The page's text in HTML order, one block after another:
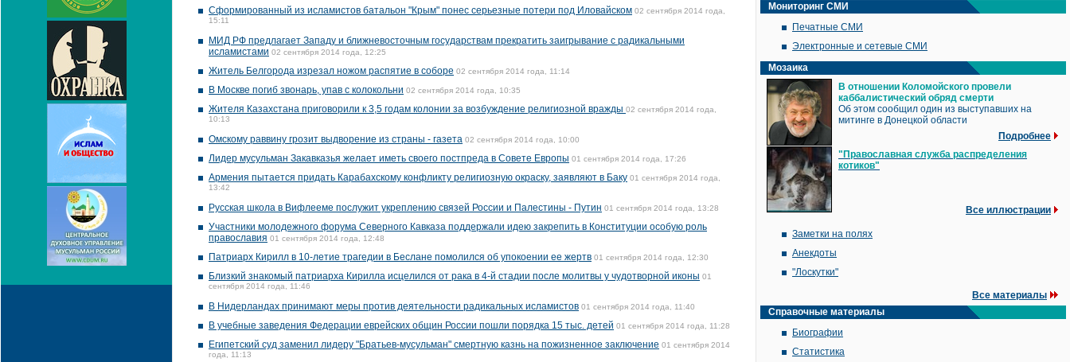
Сформированный из исламистов батальон "Крым" понес серьезные потери под Иловайском 02 сентября 2014 года,
15:11
МИД РФ предлагает Западу и ближневосточным государствам прекратить заигрывание с радикальными
исламистами 02 сентября 2014 года, 12:25
Житель Белгорода изрезал ножом распятие в соборе 02 сентября 2014 года, 11:14
В Москве погиб звонарь, упав с колокольни 02 сентября 2014 года, 10:35
Жителя Казахстана приговорили к 3,5 годам колонии за возбуждение религиозной вражды 02 сентября 2014 года,
10:13
Омскому раввину грозит выдворение из страны - газета 02 сентября 2014 года, 10:00
Лидер мусульман Закавказья желает иметь своего постпреда в Совете Европы 01 сентября 2014 года, 17:26
Армения пытается придать Карабахскому конфликту религиозную окраску, заявляют в Баку 01 сентября 2014 года,
13:42
Русская школа в Вифлееме послужит укреплению связей России и Палестины - Путин 01 сентября 2014 года, 13:28
Участники молодежного форума Северного Кавказа поддержали идею закрепить в Конституции особую роль
православия 01 сентября 2014 года, 12:48
Патриарх Кирилл в 10-летие трагедии в Беслане помолился об упокоении ее жертв 01 сентября 2014 года, 12:30
Близкий знакомый патриарха Кирилла исцелился от рака в 4-й стадии после молитвы у чудотворной иконы 01
сентября 2014 года, 11:46
В Нидерландах принимают меры против деятельности радикальных исламистов 01 сентября 2014 года, 11:40
В учебные заведения Федерации еврейских общин России пошли порядка 15 тыс. детей 01 сентября 2014 года, 11:28
Египетский суд заменил лидеру "Братьев-мусульман" смертную казнь на пожизненное заключение 01 сентября 2014
года, 11:13
Мониторинг СМИ
Печатные СМИ
Электронные и сетевые СМИ
Мозаика
В отношении Коломойского провели
каббалистический обряд смерти
Об этом сообщил один из выступавших на
митинге в Донецкой области
Подробнее
"Православная служба распределения
котиков"
Все иллюстрации
Заметки на полях
Анекдоты
"Лоскутки"
Все материалы
Справочные материалы
Биографии
Статистика